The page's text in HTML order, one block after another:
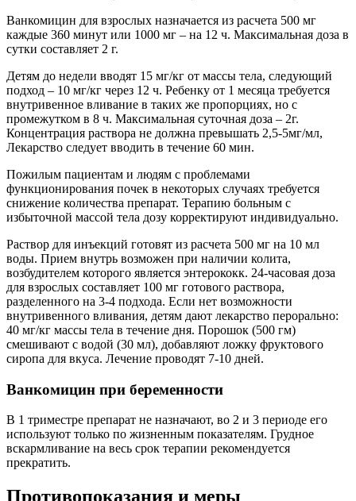
Ванкомицин для взрослых назначается из расчета 500 мг
каждые 360 минут или 1000 мг – на 12 ч. Максимальная доза в
сутки составляет 2 г.
Детям до недели вводят 15 мг/кг от массы тела, следующий
подход – 10 мг/кг через 12 ч. Ребенку от 1 месяца требуется
внутривенное вливание в таких же пропорциях, но с
промежутком в 8 ч. Максимальная суточная доза – 2г.
Концентрация раствора не должна превышать 2,5-5мг/мл,
Лекарство следует вводить в течение 60 мин.
Пожилым пациентам и людям с проблемами
функционирования почек в некоторых случаях требуется
снижение количества препарат. Терапию больным с
избыточной массой тела дозу корректируют индивидуально.
Раствор для инъекций готовят из расчета 500 мг на 10 мл
воды. Прием внутрь возможен при наличии колита,
возбудителем которого является энтерококк. 24-часовая доза
для взрослых составляет 100 мг готового раствора,
разделенного на 3-4 подхода. Если нет возможности
внутривенного вливания, детям дают лекарство перорально:
40 мг/кг массы тела в течение дня. Порошок (500 гм)
смешивают с водой (30 мл), добавляют ложку фруктового
сиропа для вкуса. Лечение проводят 7-10 дней.
Ванкомицин при беременности
В 1 триместре препарат не назначают, во 2 и 3 периоде его
используют только по жизненным показателям. Грудное
вскармливание на весь срок терапии рекомендуется
прекратить.
Противопоказания и меры